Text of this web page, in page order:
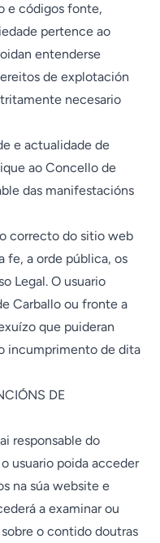
e códigos fonte,
pertence ao
entenderse
de explotación
necesario
e actualidade de
ao Concello de
das manifestacións
correcto do sitio web
fe, a orde pública, os
Legal. O usuario
Carballo ou fronte a
que puideran
incumprimento de dita
DE
responsable do
usuario poida acceder
na súa website e
a examinar ou
o contido doutras